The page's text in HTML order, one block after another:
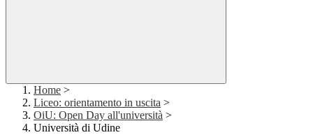
Home >
Liceo: orientamento in uscita >
OiU: Open Day all'università >
Università di Udine